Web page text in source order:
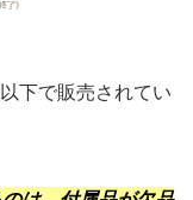
下で販売されてい